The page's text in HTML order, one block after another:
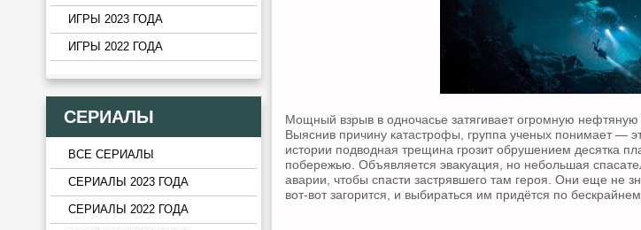
ИГРЫ 2023 ГОДА
ИГРЫ 2022 ГОДА
СЕРИАЛЫ
ВСЕ СЕРИАЛЫ
СЕРИАЛЫ 2023 ГОДА
СЕРИАЛЫ 2022 ГОДА
Мощный взрыв в одночасье затягивает огромную
Выяснив причину катастрофы, группа ученых понимает —
истории подводная трещина грозит обрушением десятка
побережью. Объявляется эвакуация, но небольшая
аварии, чтобы спасти застрявшего там героя. Они еще не
вот-вот загорится, и выбираться им придётся по